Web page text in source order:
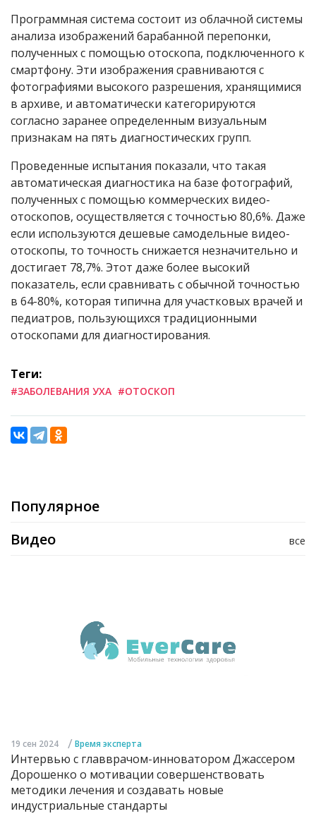
Программная система состоит из облачной системы
анализа изображений барабанной перепонки,
полученных с помощью отоскопа, подключенного к
смартфону. Эти изображения сравниваются с
фотографиями высокого разрешения, хранящимися
в архиве, и автоматически категорируются
согласно заранее определенным визуальным
признакам на пять диагностических групп.
Проведенные испытания показали, что такая
автоматическая диагностика на базе фотографий,
полученных с помощью коммерческих видео-
отоскопов, осуществляется с точностью 80,6%. Даже
если используются дешевые самодельные видео-
отоскопы, то точность снижается незначительно и
достигает 78,7%. Этот даже более высокий
показатель, если сравнивать с обычной точностью
в 64-80%, которая типична для участковых врачей и
педиатров, пользующихся традиционными
отоскопами для диагностирования.
Теги:
#ЗАБОЛЕВАНИЯ УХА #ОТОСКОП
Популярное
все
Видео
19 сен 2024 / Время эксперта
Интервью с главврачом-инноватором Джассером
Дорошенко о мотивации совершенствовать
методики лечения и создавать новые
индустриальные стандарты